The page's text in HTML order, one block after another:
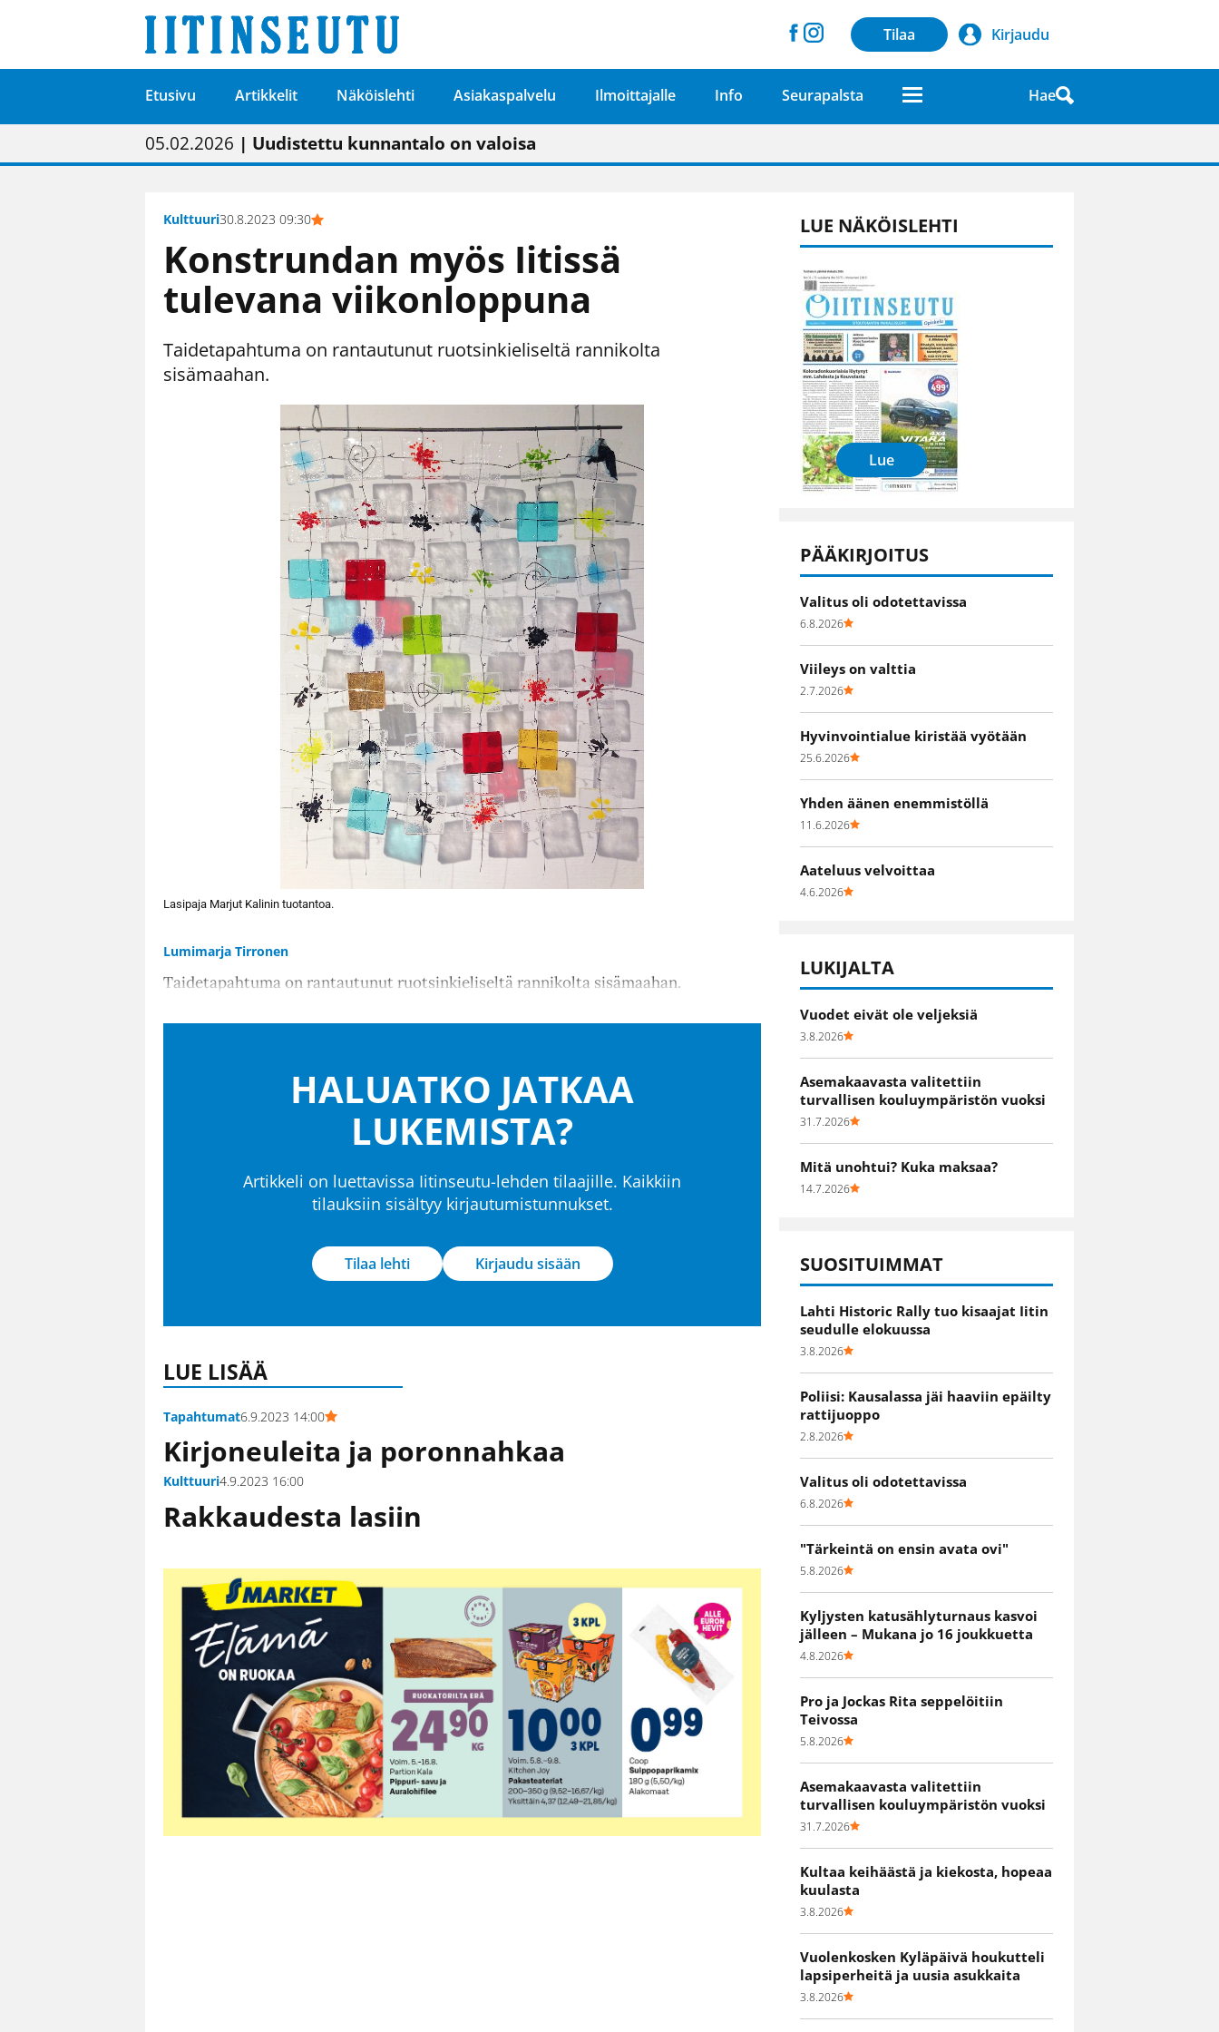
Tilaa Kirjaudu
Etusivu Artikkelit Näköislehti Asiakaspalvelu Ilmoittajalle Info Seurapalsta Hae
01.02.2026 | Painon vaihtumisen pitäisi näkyä hieman parempana painojäljen laatuna lehdessä
05.02.2026 | Uudistettu kunnantalo on valoisa
23.04.2026 | “Olemme käynnistämässä uudelleen keskustavisiotyön”
09.05.2026| "Maalla on totuttu elämään omavaraisemmin kuin kaupungissa"
Kulttuuri30.8.2023 09:30
Konstrundan myös Iitissä
tulevana viikonloppuna
Taidetapahtuma on rantautunut ruotsinkieliseltä rannikolta
sisämaahan.
Lasipaja Marjut Kalinin tuotantoa.
Lumimarja Tirronen
Taidetapahtuma on rantautunut ruotsinkieliseltä rannikolta sisämaahan.
HALUATKO JATKAA
LUKEMISTA?
Artikkeli on luettavissa Iitinseutu-lehden tilaajille. Kaikkiin
tilauksiin sisältyy kirjautumistunnukset.
Tilaa lehti Kirjaudu sisään
LUE LISÄÄ
Tapahtumat6.9.2023 14:00
Kirjoneuleita ja poronnahkaa
Kulttuuri4.9.2023 16:00
Rakkaudesta lasiin
LUE NÄKÖISLEHTI
Lue
PÄÄKIRJOITUS
Valitus oli odotettavissa
6.8.2026
Viileys on valttia
2.7.2026
Hyvinvointialue kiristää vyötään
25.6.2026
Yhden äänen enemmistöllä
11.6.2026
Aateluus velvoittaa
4.6.2026
LUKIJALTA
Vuodet eivät ole veljeksiä
3.8.2026
Asemakaavasta valitettiin
turvallisen kouluympäristön vuoksi
31.7.2026
Mitä unohtui? Kuka maksaa?
14.7.2026
SUOSITUIMMAT
Lahti Historic Rally tuo kisaajat Iitin
seudulle elokuussa
3.8.2026
Poliisi: Kausalassa jäi haaviin epäilty
rattijuoppo
2.8.2026
Valitus oli odotettavissa
6.8.2026
"Tärkeintä on ensin avata ovi"
5.8.2026
Kyljysten katusählyturnaus kasvoi
jälleen – Mukana jo 16 joukkuetta
4.8.2026
Pro ja Jockas Rita seppelöitiin
Teivossa
5.8.2026
Asemakaavasta valitettiin
turvallisen kouluympäristön vuoksi
31.7.2026
Kultaa keihäästä ja kiekosta, hopeaa
kuulasta
3.8.2026
Vuolenkosken Kyläpäivä houkutteli
lapsiperheitä ja uusia asukkaita
3.8.2026